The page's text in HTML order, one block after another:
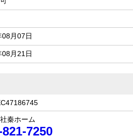
08月07日
08月21日
秦ホーム
821-7250